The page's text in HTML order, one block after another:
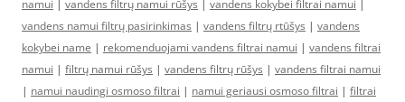
namui | vandens filtrų namui rūšys | vandens kokybei filtrai namui |
vandens namui filtrų pasirinkimas | vandens filtrų rtūšys | vandens
kokybei name | rekomenduojami vandens filtrai namui | vandens filtrai
namui | filtrų namui rūšys | vandens filtrų rūšys | vandens filtrai namui
| namui naudingi osmoso filtrai | namui geriausi osmoso filtrai | filtrai